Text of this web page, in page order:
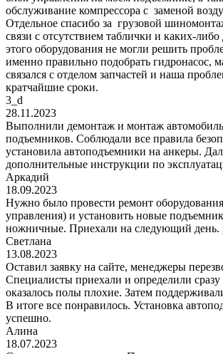
обслуживание компрессора с заменой
Отдельное спасибо за грузовой
связи с отсутствием таблички и каких-
этого оборудования не могли решить
именно правильно подобрать гидронасос,
связался с отделом запчастей и наша
кратчайшие сроки.
3_d
28.11.2023
Выполнили демонтаж и монтаж
подъемников. Соблюдали все правила
установила автоподъемники на анкеры.
дополнительные инструкции по
Аркадий
18.09.2023
Нужно было провести ремонт
управления) и установить новые
ножничные. Приехали на следующий день.
Светлана
13.08.2023
Оставил заявку на сайте, менеджеры
Специалисты приехали и определили
оказалось полы плохие. Затем
В итоге все понравилось. Установка
успешно.
Алина
18.07.2023